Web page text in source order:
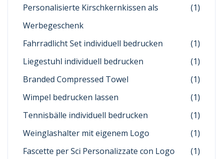
Personalisierte Kirschkernkissen als
Werbegeschenk
(1)
Fahrradlicht Set individuell bedrucken
(1)
Liegestuhl individuell bedrucken
(1)
Branded Compressed Towel
(1)
Wimpel bedrucken lassen
(1)
Tennisbälle individuell bedrucken
(1)
Weinglashalter mit eigenem Logo
(1)
Fascette per Sci Personalizzate con Logo
(1)